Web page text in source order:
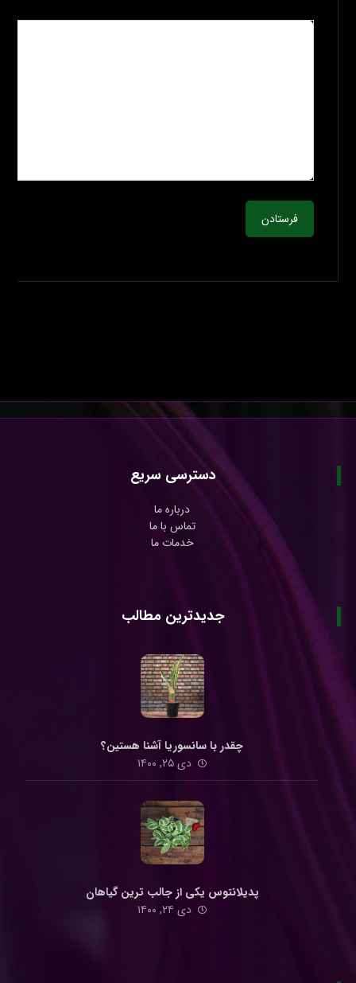
فرستادن
دسترسی سریع
درباره ما
تماس با ما
خدمات ما
جدیدترین مطالب
چقدر با سانسوریا آشنا هستین؟
دی ۲۵, ۱۴۰۰
پدیلانتوس یکی از جالب ترین گیاهان
دی ۲۴, ۱۴۰۰